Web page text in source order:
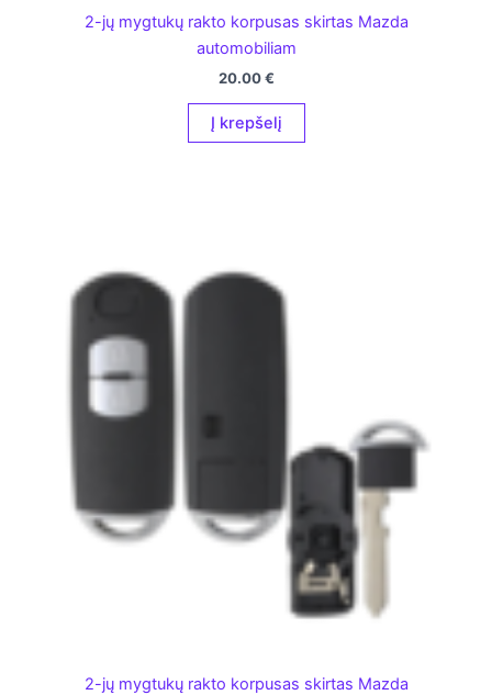
2-jų mygtukų rakto korpusas skirtas Mazda
automobiliam
20.00€
Į krepšelį
2-jų mygtukų rakto korpusas skirtas Mazda